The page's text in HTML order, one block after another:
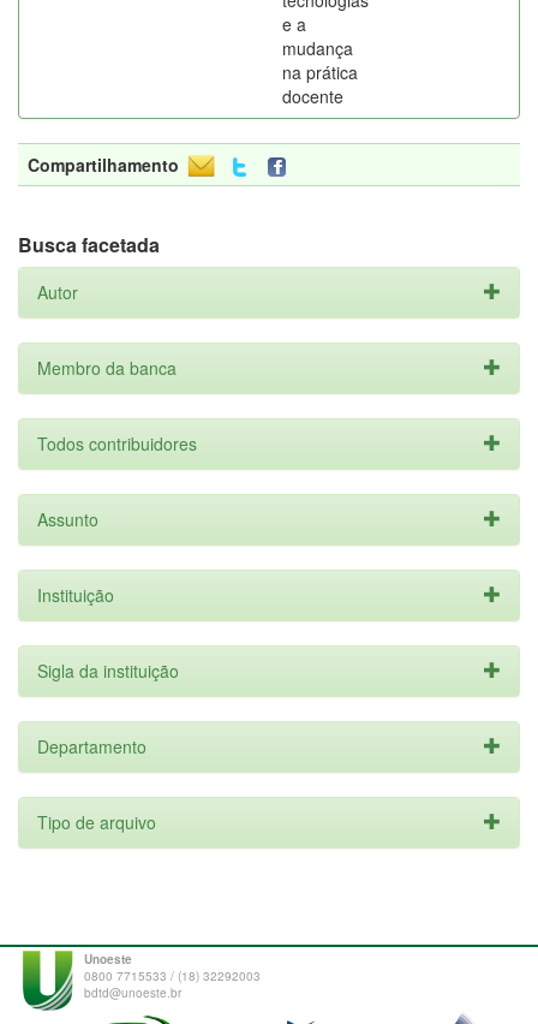
e a
mudança
na prática
docente
Compartilhamento
Busca facetada
Autor
Membro da banca
Todos contribuidores
Assunto
Instituição
Sigla da instituição
Departamento
Tipo de arquivo
Unoeste
0800 7715533 / (18) 32292003
bdtd@unoeste.br